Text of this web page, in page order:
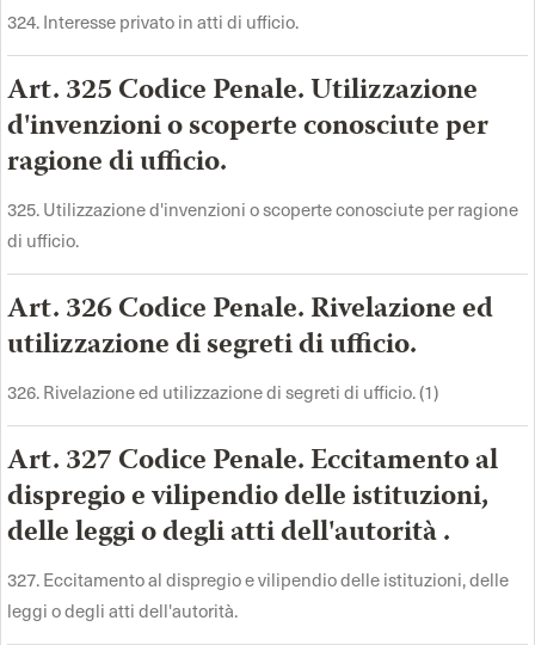
324. Interesse privato in atti di ufficio.
Art. 325 Codice Penale. Utilizzazione
d'invenzioni o scoperte conosciute per
ragione di ufficio.
325. Utilizzazione d'invenzioni o scoperte conosciute per ragione
di ufficio.
Art. 326 Codice Penale. Rivelazione ed
utilizzazione di segreti di ufficio.
326. Rivelazione ed utilizzazione di segreti di ufficio. (1)
Art. 327 Codice Penale. Eccitamento al
dispregio e vilipendio delle istituzioni,
delle leggi o degli atti dell'autorità .
327. Eccitamento al dispregio e vilipendio delle istituzioni, delle
leggi o degli atti dell'autorità.